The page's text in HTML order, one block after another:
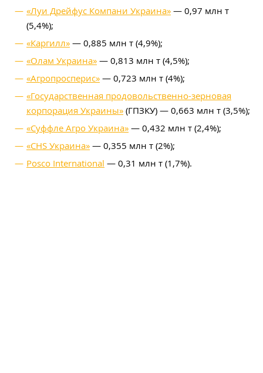
«Луи Дрейфус Компани Украина» — 0,97 млн т
(5,4%);
«Каргилл» — 0,885 млн т (4,9%);
«Олам Украина» — 0,813 млн т (4,5%);
«Агропросперис» — 0,723 млн т (4%);
«Государственная продовольственно-зерновая
корпорация Украины» (ГПЗКУ) — 0,663 млн т (3,5%);
«Суффле Агро Украина» — 0,432 млн т (2,4%);
«CHS Украина» — 0,355 млн т (2%);
Posco International — 0,31 млн т (1,7%).